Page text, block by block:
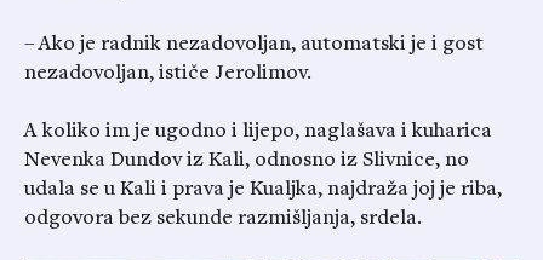
– Ako je radnik nezadovoljan, automatski je i gost
nezadovoljan, ističe Jerolimov.
A koliko im je ugodno i lijepo, naglašava i kuharica
Nevenka Dundov iz Kali, odnosno iz Slivnice, no
udala se u Kali i prava je Kualjka, najdraža joj je riba,
odgovora bez sekunde razmišljanja, srdela.